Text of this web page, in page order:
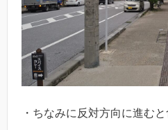
・ちなみに反対方向に進む